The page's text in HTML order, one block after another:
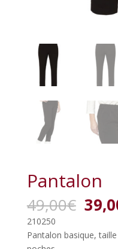
Pantalon
49,00€ Le
prix
210250
Pantalon basique,